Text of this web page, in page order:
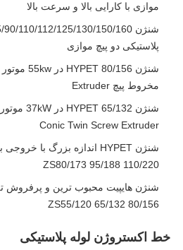
موازی با کارایی بالا و سرعت بالا
پلاستیکی دو پیچ موازی
مخروط پیچ Extruder
Conic Twin Screw Extruder
ZS80/173 95/188 110/220
شنژن هایپیت محبوب ترین و پرفروش
ZS55/120 65/132 80/156
خط اکستروژن لوله پلاستیکی